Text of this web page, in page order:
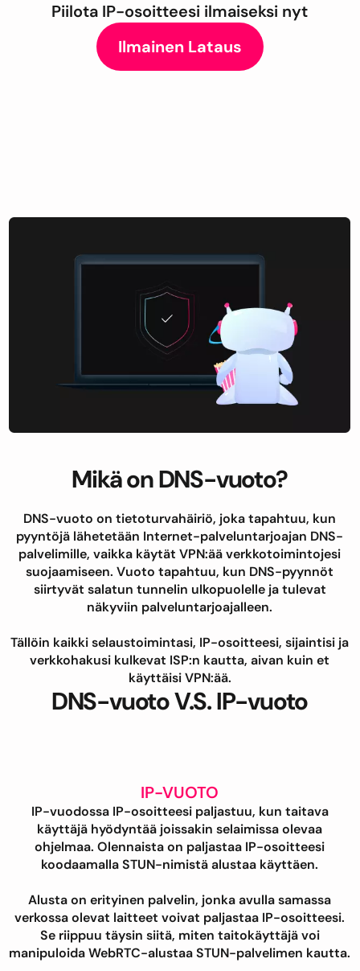
Piilota IP-osoitteesi ilmaiseksi nyt
Ilmainen Lataus
Mikä on DNS-vuoto?
DNS-vuoto on tietoturvahäiriö, joka tapahtuu, kun
pyyntöjä lähetetään Internet-palveluntarjoajan DNS-
palvelimille, vaikka käytät VPN:ää verkkotoimintojesi
suojaamiseen. Vuoto tapahtuu, kun DNS-pyynnöt
siirtyvät salatun tunnelin ulkopuolelle ja tulevat
näkyviin palveluntarjoajalleen.
Tällöin kaikki selaustoimintasi, IP-osoitteesi, sijaintisi ja
verkkohakusi kulkevat ISP:n kautta, aivan kuin et
käyttäisi VPN:ää.
DNS-vuoto V.S. IP-vuoto
IP-VUOTO
IP-vuodossa IP-osoitteesi paljastuu, kun taitava
käyttäjä hyödyntää joissakin selaimissa olevaa
ohjelmaa. Olennaista on paljastaa IP-osoitteesi
koodaamalla STUN-nimistä alustaa käyttäen.
Alusta on erityinen palvelin, jonka avulla samassa
verkossa olevat laitteet voivat paljastaa IP-osoitteesi.
Se riippuu täysin siitä, miten taitokäyttäjä voi
manipuloida WebRTC-alustaa STUN-palvelimen kautta.